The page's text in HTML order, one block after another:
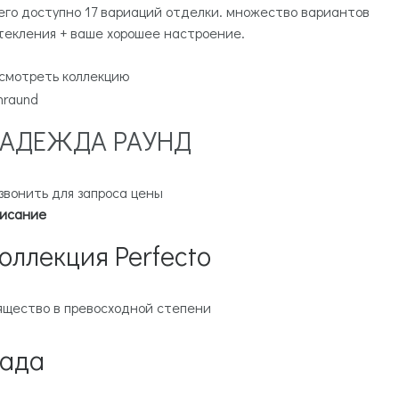
доступно 17 вариаций отделки. множество вариантов
+ ваше хорошее настроение.
коллекцию
РАУНД
для запроса цены
Perfecto
в превосходной степени